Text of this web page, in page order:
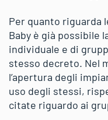
Per quanto riguarda
Baby è già possibile
individuale e di
stesso decreto. Nel
l’apertura degli
uso degli stessi,
citate riguardo ai